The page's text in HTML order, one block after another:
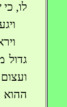
לו,
גדול
ההוא